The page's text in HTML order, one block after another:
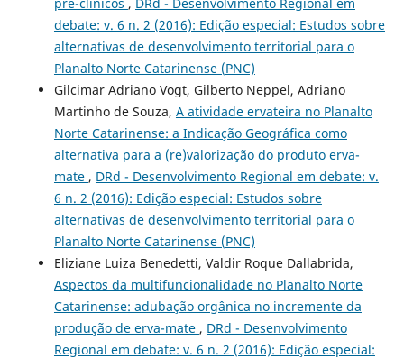
debate: v. 6 n. 2 (2016): Edição especial: Estudos sobre
alternativas de desenvolvimento territorial para o
Planalto Norte Catarinense (PNC)
Gilcimar Adriano Vogt, Gilberto Neppel, Adriano
Martinho de Souza, A atividade ervateira no Planalto
Norte Catarinense: a Indicação Geográfica como
alternativa para a (re)valorização do produto erva-
mate , DRd - Desenvolvimento Regional em debate: v.
6 n. 2 (2016): Edição especial: Estudos sobre
alternativas de desenvolvimento territorial para o
Planalto Norte Catarinense (PNC)
Eliziane Luiza Benedetti, Valdir Roque Dallabrida,
Aspectos da multifuncionalidade no Planalto Norte
Catarinense: adubação orgânica no incremente da
produção de erva-mate , DRd - Desenvolvimento
Regional em debate: v. 6 n. 2 (2016): Edição especial: